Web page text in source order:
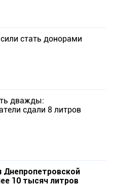
стать донорами
дважды:
сдали 8 литров
Днепропетровской
10 тысяч литров